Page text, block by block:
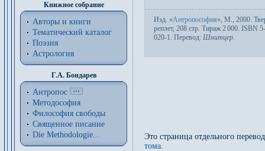
Книжное собрание
Авторы и книги
Тематический каталог
Поэзия
Астрология
Г.А. Бондарев
Антропос
Методософия
Философия cвободы
Священное писание
Die Methodologie...
Изд. «Антропософия», М.
, 2000.
ре­плет, 208 стр. Тираж 2 000. ISBN
020-1. Пере­вод: Шнитцер
Это страница отдельного
тома